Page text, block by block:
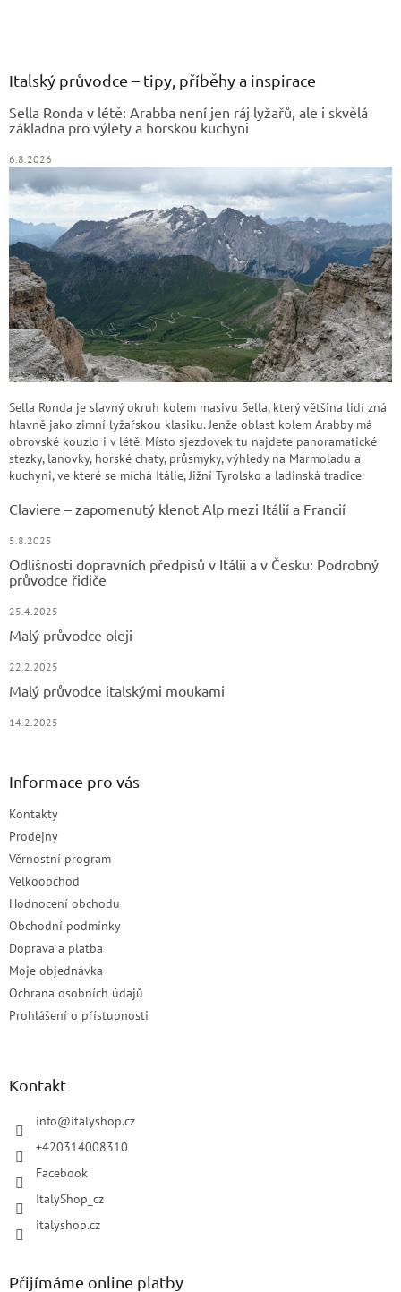
Italský průvodce – tipy, příběhy a inspirace
Sella Ronda v létě: Arabba není jen ráj lyžařů, ale i skvělá
základna pro výlety a horskou kuchyni
6.8.2026
Sella Ronda je slavný okruh kolem masivu Sella, který většina lidí zná
hlavně jako zimní lyžařskou klasiku. Jenže oblast kolem Arabby má
obrovské kouzlo i v létě. Místo sjezdovek tu najdete panoramatické
stezky, lanovky, horské chaty, průsmyky, výhledy na Marmoladu a
kuchyni, ve které se míchá Itálie, Jižní Tyrolsko a ladinská tradice.
Claviere – zapomenutý klenot Alp mezi Itálií a Francií
5.8.2025
Odlišnosti dopravních předpisů v Itálii a v Česku: Podrobný
průvodce řidiče
25.4.2025
Malý průvodce oleji
22.2.2025
Malý průvodce italskými moukami
14.2.2025
Informace pro vás
Kontakty
Prodejny
Věrnostní program
Velkoobchod
Hodnocení obchodu
Obchodní podmínky
Doprava a platba
Moje objednávka
Ochrana osobních údajů
Prohlášení o přístupnosti
Kontakt
info@italyshop.cz
+420314008310
Facebook
ItalyShop_cz
italyshop.cz
Přijímáme online platby